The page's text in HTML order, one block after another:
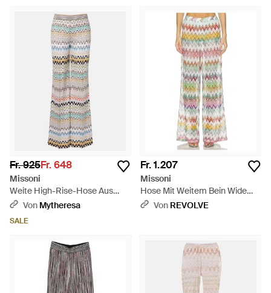
Fr. 925Fr. 648
Missoni
Weite High-Rise-Hose Aus
Haekelstrick - Mettallic
Von Mytheresa
SALE
Fr. 1.207
Missoni
Hose Mit Weitem Bein Wide
Leg Trousers - Weiß
Von REVOLVE